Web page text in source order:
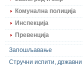
Комунална полиција
Инспекција
Превенција
Запошљавање
Стручни испити, државни